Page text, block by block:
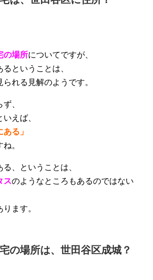
の場所についてですが、
ということは、
れる見解のようです。
、
えば、
る」
。
、ということは、
スのようなところもあるのではない
ます。
の場所は、世田谷区成城？